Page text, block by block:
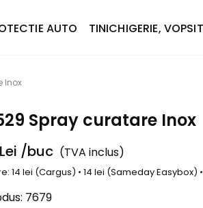
AUTO TINICHIGERIE,
Inox
Spray curatare Inox
Lei /buc (TVA inclus)
14 lei (Cargus) • 14 lei (Sameday
7679